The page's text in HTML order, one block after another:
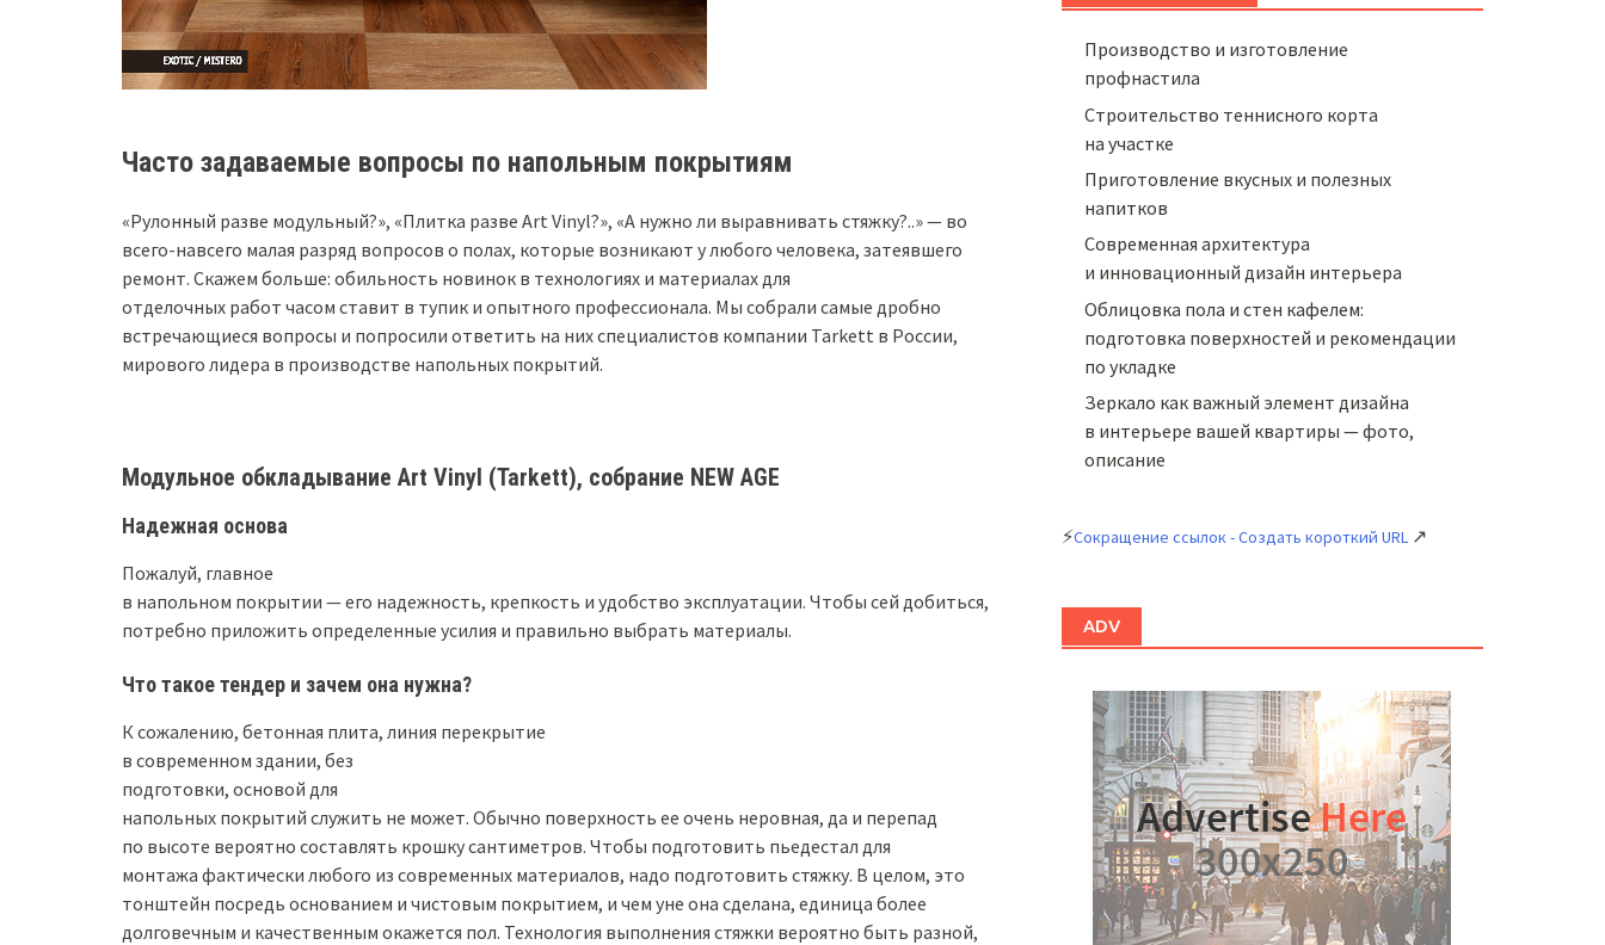
Часто задаваемые вопросы по напольным покрытиям
«Рулонный разве модульный?», «Плитка разве Art Vinyl?», «А нужно ли выравнивать стяжку?..» — во
всего-навсего малая разряд вопросов о полах, которые возникают у любого человека, затеявшего
ремонт. Скажем больше: обильность новинок в технологиях и материалах для
отделочных работ часом ставит в тупик и опытного профессионала. Мы собрали самые дробно
встречающиеся вопросы и попросили ответить на них специалистов компании Tarkett в России,
мирового лидера в производстве напольных покрытий.
Модульное обкладывание Art Vinyl (Tarkett), собрание NEW AGE
Надежная основа
Пожалуй, главное
в напольном покрытии — его надежность, крепкость и удобство эксплуатации. Чтобы сей добиться,
потребно приложить определенные усилия и правильно выбрать материалы.
Что такое тендер и зачем она нужна?
К сожалению, бетонная плита, линия перекрытие
в современном здании, без
подготовки, основой для
напольных покрытий служить не может. Обычно поверхность ее очень неровная, да и перепад
по высоте вероятно составлять крошку сантиметров. Чтобы подготовить пьедестал для
монтажа фактически любого из современных материалов, надо подготовить стяжку. В целом, это
тонштейн посредь основанием и чистовым покрытием, и чем уне она сделана, единица более
долговечным и качественным окажется пол. Технология выполнения стяжки вероятно быть разной,
Производство и изготовление
профнастила
Строительство теннисного корта
на участке
Приготовление вкусных и полезных
напитков
Cовременная архитектура
и инновационный дизайн интерьера
Облицовка пола и стен кафелем:
подготовка поверхностей и рекомендации
по укладке
Зеркало как важный элемент дизайна
в интерьере вашей квартиры — фото,
описание
⚡Сокращение ссылок - Создать короткий URL↗
ADV